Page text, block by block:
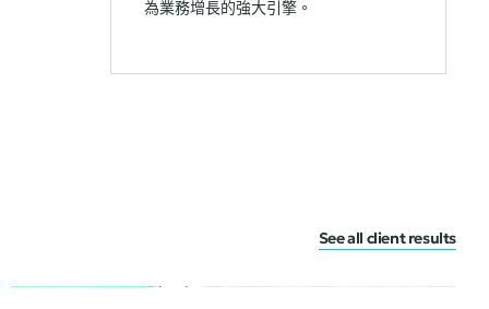
為業務增長的強大引擎。
See all client results